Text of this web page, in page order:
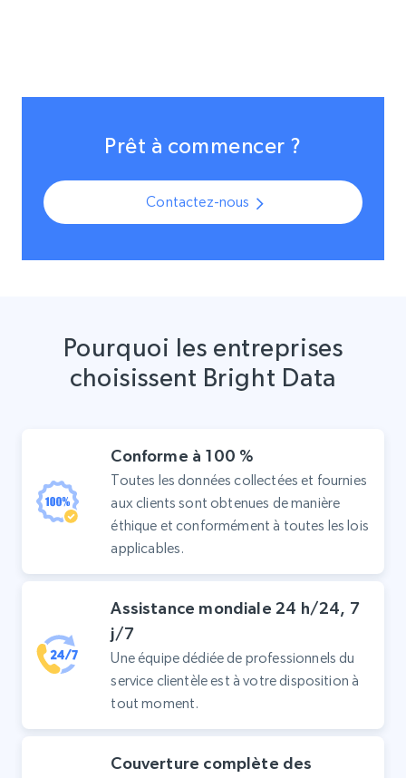
Prêt à commencer ?
Contactez-nous
Pourquoi les entreprises
choisissent Bright Data
Conforme à 100 %
Toutes les données collectées et fournies
aux clients sont obtenues de manière
éthique et conformément à toutes les lois
applicables.
Assistance mondiale 24 h/24, 7
j/7
Une équipe dédiée de professionnels du
service clientèle est à votre disposition à
tout moment.
Couverture complète des